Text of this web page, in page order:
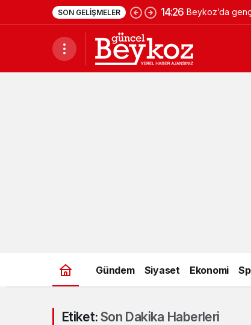
SON GELIŞMELER 14:26 Beykoz’da
Gündem Siyaset Ekonomi
Etiket: Son Dakika Haberleri